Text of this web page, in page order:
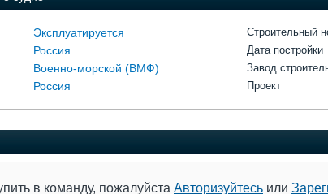
Эксплуатируется
Россия
Военно-морской (ВМФ)
Россия
Строительный
Дата постройки
Завод
Проект
в команду, пожалуйста Авторизуйтесь или